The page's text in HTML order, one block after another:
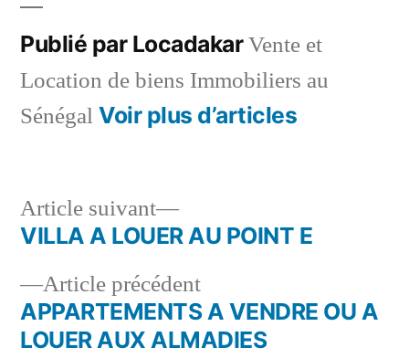
Publié par LocadakarVente et
Location de biens Immobiliers au
Sénégal Voir plus d’articles
Navigation
de
l’article
Article précédentArticle
précédent :
APPARTEMENTS A VENDRE OU A
LOUER AUX ALMADIES
Article suivant
Article
suivant :
VILLA A LOUER AU POINT E